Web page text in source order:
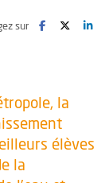
sur Facebook
, Ouvre une
Twitter
, ,
la
élèves
la